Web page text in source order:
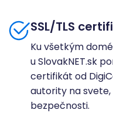
SSL/TLS
Ku všetkým
u SlovakNET.sk
certifikát od
autority na
bezpečnosti.